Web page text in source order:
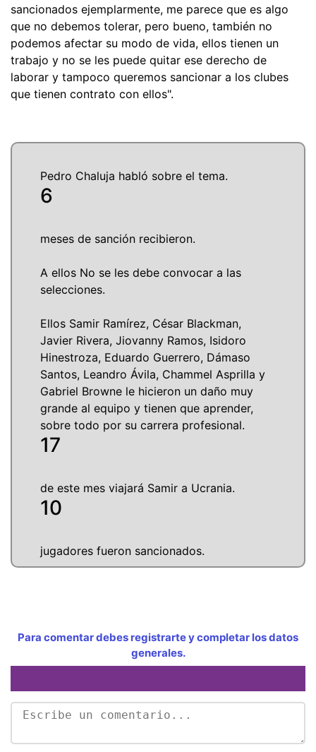
sancionados ejemplarmente, me parece que es algo
que no debemos tolerar, pero bueno, también no
podemos afectar su modo de vida, ellos tienen un
trabajo y no se les puede quitar ese derecho de
laborar y tampoco queremos sancionar a los clubes
que tienen contrato con ellos".
Pedro Chaluja habló sobre el tema.
6
meses de sanción recibieron.
A ellos No se les debe convocar a las
selecciones.
Ellos Samir Ramírez, César Blackman,
Javier Rivera, Jiovanny Ramos, Isidoro
Hinestroza, Eduardo Guerrero, Dámaso
Santos, Leandro Ávila, Chammel Asprilla y
Gabriel Browne le hicieron un daño muy
grande al equipo y tienen que aprender,
sobre todo por su carrera profesional.
17
de este mes viajará Samir a Ucrania.
10
jugadores fueron sancionados.
Para comentar debes registrarte y completar los datos
generales.